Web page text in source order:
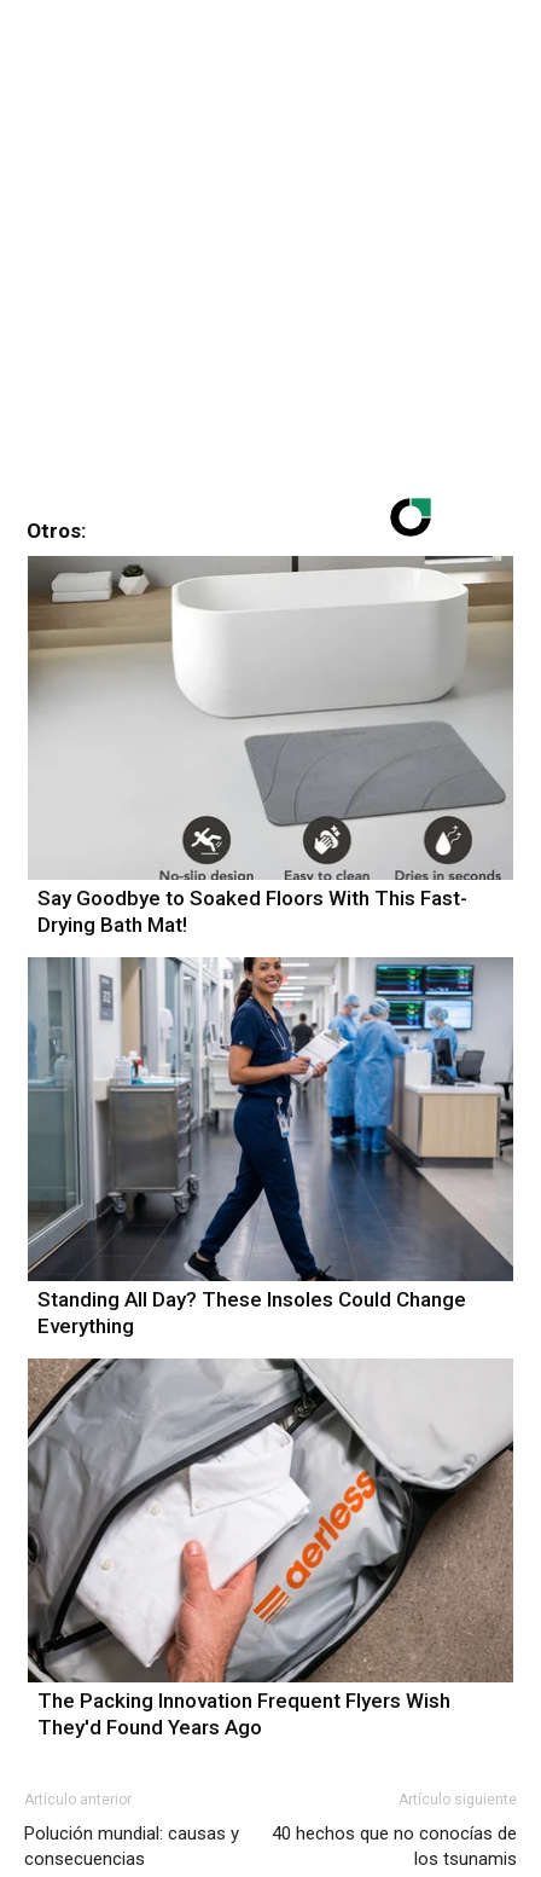
Otros:
Say Goodbye to Soaked Floors With This Fast-
Drying Bath Mat!
Standing All Day? These Insoles Could Change
Everything
The Packing Innovation Frequent Flyers Wish
They'd Found Years Ago
Artículo anterior
Polución mundial: causas y
consecuencias
Artículo siguiente
40 hechos que no conocías de
los tsunamis